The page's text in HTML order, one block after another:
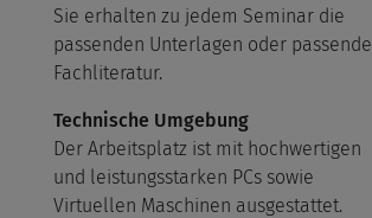
Sie erhalten zu jedem Seminar die
passenden Unterlagen oder passende
Fachliteratur.
Technische Umgebung
Der Arbeitsplatz ist mit hochwertigen
und leistungsstarken PCs sowie
Virtuellen Maschinen ausgestattet.